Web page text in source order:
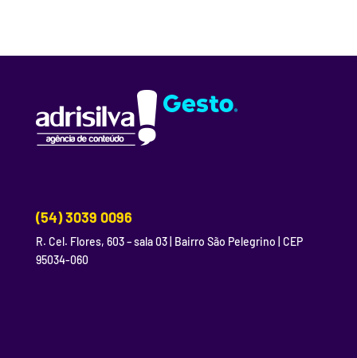
(54) 3039 0096
R. Cel. Flores, 603 – sala 03 | Bairro São Pelegrino | CEP
95034-060